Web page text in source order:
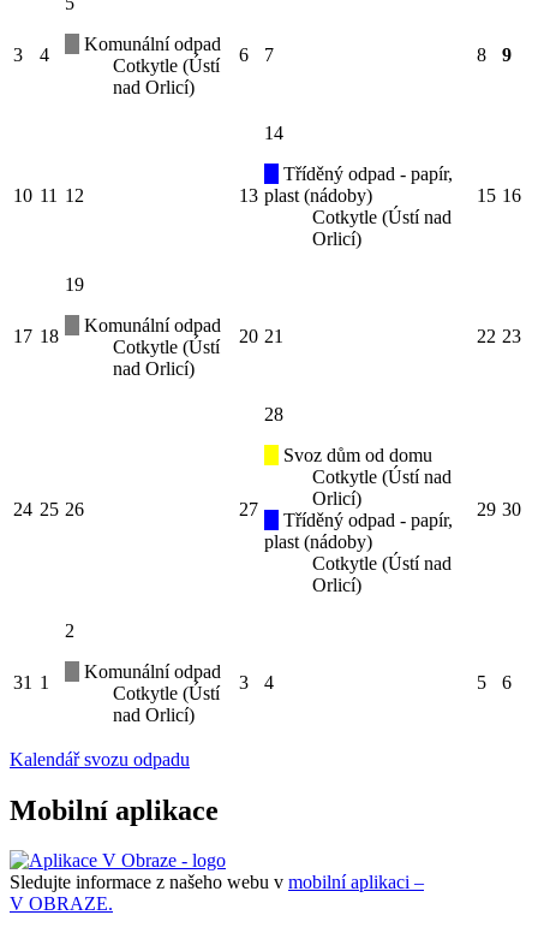
3 4
Komunální odpad
Cotkytle (Ústí
nad Orlicí)
6 7 8 9
10 11 12 13
14
Tříděný odpad - papír,
plast (nádoby)
Cotkytle (Ústí nad
Orlicí)
15 16
17 18
19
Komunální odpad
Cotkytle (Ústí
nad Orlicí)
20 21 22 23
24 25 26 27
28
Svoz dům od domu
Cotkytle (Ústí nad
Orlicí)
Tříděný odpad - papír,
plast (nádoby)
Cotkytle (Ústí nad
Orlicí)
29 30
31 1
2
Komunální odpad
Cotkytle (Ústí
nad Orlicí)
3 4 5 6
Kalendář svozu odpadu
Mobilní aplikace
Sledujte informace z našeho webu v mobilní aplikaci –
V OBRAZE.